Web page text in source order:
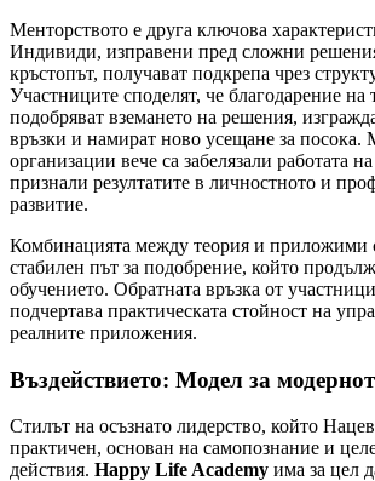
Менторството е друга ключова
Индивиди, изправени пред сложни
кръстопът, получават подкрепа чрез
Участниците споделят, че благодарение на
подобряват вземането на решения,
връзки и намират ново усещане за
организации вече са забелязали работата
признали резултатите в личностното и
развитие.
Комбинацията между теория и приложими
стабилен път за подобрение, който
обучението. Обратната връзка от
подчертава практическата стойност на
реалните приложения.
Въздействието: Модел за
Стилът на осъзнато лидерство, който
практичен, основан на самопознание и
действия. Happy Life Academy има за цел